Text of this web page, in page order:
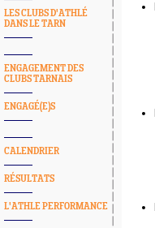
LES CLUBS D'ATHLÉ
DANS LE TARN
ENGAGEMENT DES
CLUBS TARNAIS
ENGAGÉ(E)S
CALENDRIER
RÉSULTATS
L'ATHLE PERFORMANCE